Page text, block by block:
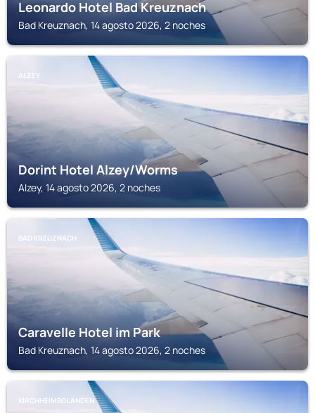
Leonardo Hotel Bad Kreuznach
Bad Kreuznach, 14 agosto 2026, 2 noches
ALZEY
Dorint Hotel Alzey/Worms
Alzey, 14 agosto 2026, 2 noches
BAD KREUZNACH
Caravelle Hotel im Park
Bad Kreuznach, 14 agosto 2026, 2 noches
KIRCHHEIMBOLANDEN